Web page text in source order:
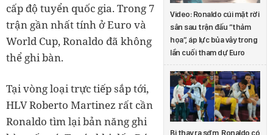
Video: Ronaldo cúi mặt rời
sân sau trận đấu “thảm
họa”, áp lực bủa vây trong
lần cuối tham dự Euro
Bị thay ra sớm, Ronaldo có
cấp độ tuyển quốc gia. Trong 7
trận gần nhất tính ở Euro và
World Cup, Ronaldo đã không
thể ghi bàn.
Tại vòng loại trực tiếp sắp tới,
HLV Roberto Martinez rất cần
Ronaldo tìm lại bản năng ghi